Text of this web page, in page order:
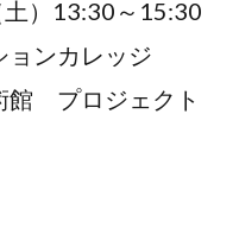
）13:30～15:30
ョンカレッジ
館 プロジェクト